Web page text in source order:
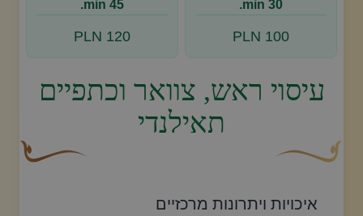
30 min.
100 PLN
45 min.
120 PLN
עיסוי ראש, צוואר וכתפיים
תאילנדי
איכויות ויתרונות מרכזיים